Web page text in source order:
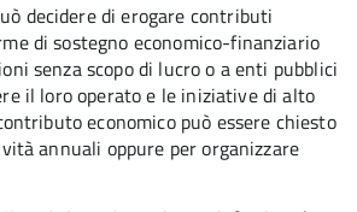
decidere di erogare contributi
di sostegno economico-finanziario
senza scopo di lucro o a enti pubblici
il loro operato e le iniziative di alto
economico può essere chiesto
annuali oppure per organizzare